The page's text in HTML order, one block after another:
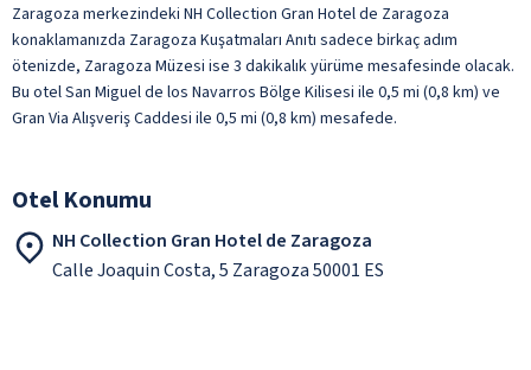
Zaragoza merkezindeki NH Collection Gran Hotel de Zaragoza
konaklamanızda Zaragoza Kuşatmaları Anıtı sadece birkaç adım
ötenizde, Zaragoza Müzesi ise 3 dakikalık yürüme mesafesinde olacak.
Bu otel San Miguel de los Navarros Bölge Kilisesi ile 0,5 mi (0,8 km) ve
Gran Via Alışveriş Caddesi ile 0,5 mi (0,8 km) mesafede.
Otel Konumu
NH Collection Gran Hotel de Zaragoza
Calle Joaquin Costa, 5 Zaragoza 50001 ES